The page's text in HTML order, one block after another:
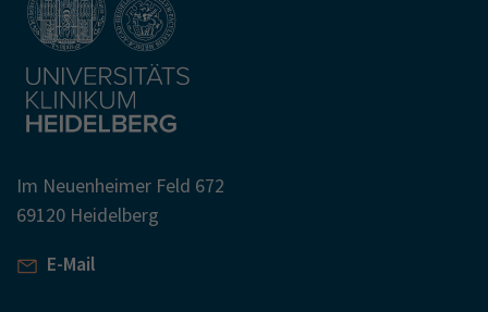
Im Neuenheimer Feld 672
69120 Heidelberg
E-Mail